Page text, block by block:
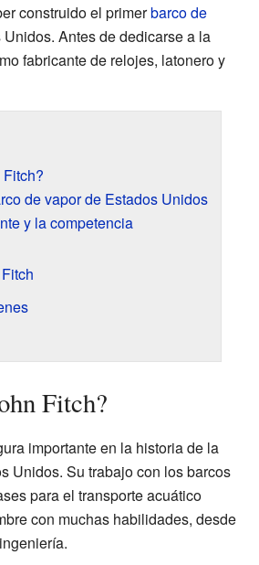
construido el primerbarco de
Antes de dedicarse a la
fabricante de relojes, latonero y
de vapor de Estados Unidos
y la competencia
Fitch?
importante en la historia de la
Unidos. Su trabajo con los barcos
para el transporte acuático
con muchas habilidades, desde